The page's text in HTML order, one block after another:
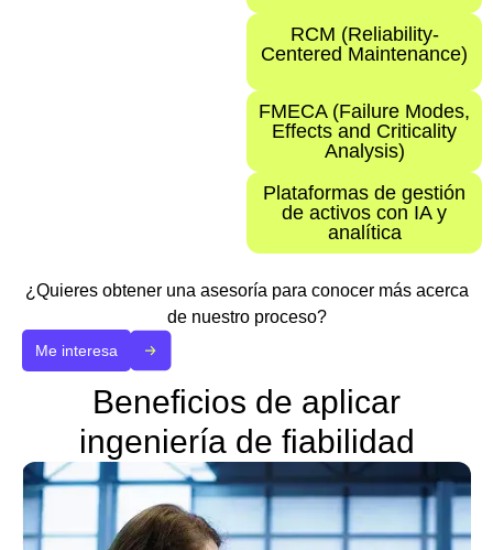
RCM (Reliability-
Centered Maintenance)
FMECA (Failure Modes,
Effects and Criticality
Analysis)
Plataformas de gestión
de activos con IA y
analítica
¿Quieres obtener una asesoría para conocer más acerca
de nuestro proceso?
Me interesa
Beneficios de aplicar
ingeniería de fiabilidad